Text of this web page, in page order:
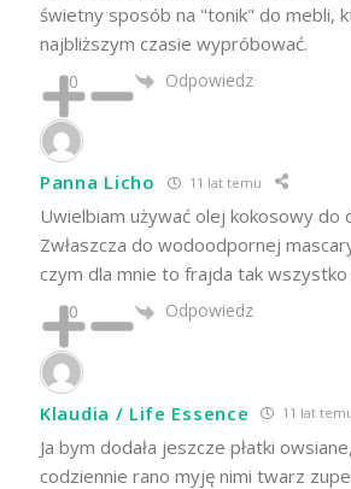
świetny sposób na "tonik" do mebli,
najbliższym czasie wypróbować.
0 Odpowiedz
Panna Licho 11 lat temu
Uwielbiam używać olej kokosowy do
Zwłaszcza do wodoodpornej
czym dla mnie to frajda tak
0 Odpowiedz
Klaudia / Life Essence 11 lat
Ja bym dodała jeszcze płatki
codziennie rano myję nimi twarz